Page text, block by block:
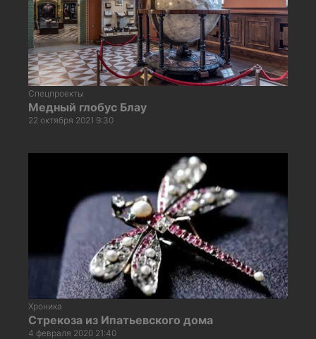
Спецпроекты
Медный глобус Блау
22 октября 2021 9:30
Хроника
Стрекоза из Ипатьевского дома
4 февраля 2020 21:40